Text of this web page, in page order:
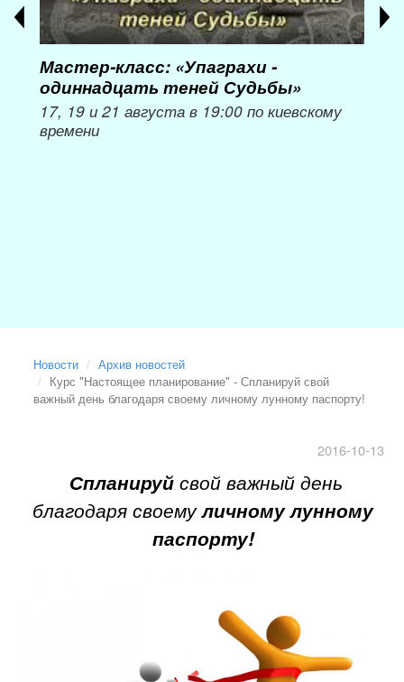
Мастер-класс: «Упаграхи -
одиннадцать теней Судьбы»
17, 19 и 21 августа в 19:00 по киевскому
времени
Новости
Архив новостей
Курс "Настоящее планирование" - Спланируй свой
важный день благодаря своему личному лунному паспорту!
2016-10-13
Спланируйсвой важный день
благодаря своемуличному лунному
паспорту!